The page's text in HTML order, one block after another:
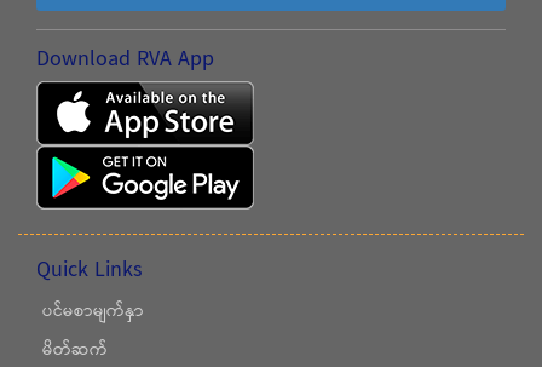
Download RVA App
Quick Links
ပင်မစာမျက်နှာ
မိတ်ဆက်